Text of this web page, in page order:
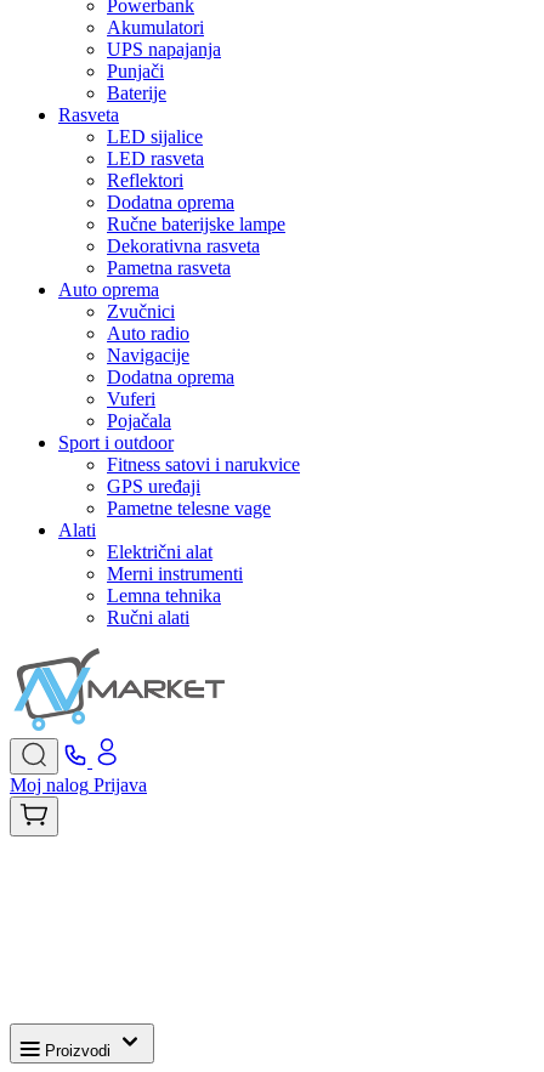
Powerbank
Akumulatori
UPS napajanja
Punjači
Baterije
Rasveta
LED sijalice
LED rasveta
Reflektori
Dodatna oprema
Ručne baterijske lampe
Dekorativna rasveta
Pametna rasveta
Auto oprema
Zvučnici
Auto radio
Navigacije
Dodatna oprema
Vuferi
Pojačala
Sport i outdoor
Fitness satovi i narukvice
GPS uređaji
Pametne telesne vage
Alati
Električni alat
Merni instrumenti
Lemna tehnika
Ručni alati
Moj nalog Prijava
Proizvodi